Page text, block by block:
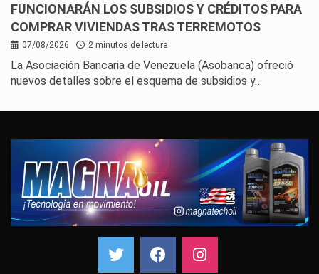
FUNCIONARÁN LOS SUBSIDIOS Y CRÉDITOS PARA
COMPRAR VIVIENDAS TRAS TERREMOTOS
07/08/2026 2 minutos de lectura
La Asociación Bancaria de Venezuela (Asobanca) ofreció
nuevos detalles sobre el esquema de subsidios y…